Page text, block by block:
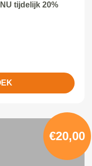
tijdelijk 20%
€20,00